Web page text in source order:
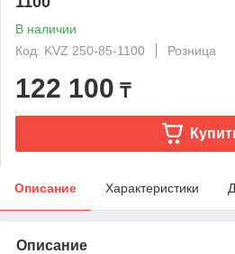
В наличии
Код: KVZ 250-85-1100
Розница
122 100 ₸
Описание Характеристики
Описание